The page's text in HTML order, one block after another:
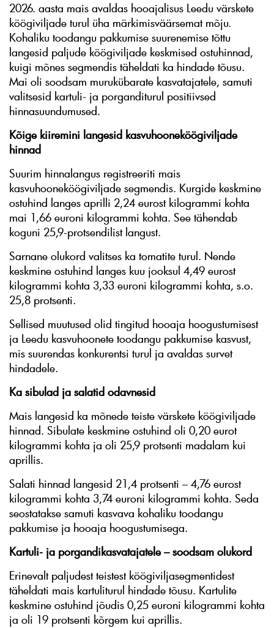
2026. aasta mais avaldas hooajalisus Leedu värskete
köögiviljade turul üha märkimisväärsemat mõju.
Kohaliku toodangu pakkumise suurenemise tõttu
langesid paljude köögiviljade keskmised ostuhinnad,
kuigi mõnes segmendis täheldati ka hindade tõusu.
Mai oli soodsam murukübarate kasvatajatele, samuti
valitsesid kartuli- ja porganditurul positiivsed
hinnasuundumused.
Kõige kiiremini langesid kasvuhooneköögiviljade
hinnad
Suurim hinnalangus registreeriti mais
kasvuhooneköögiviljade segmendis. Kurgide keskmine
ostuhind langes aprilli 2,24 eurost kilogrammi kohta
mai 1,66 euroni kilogrammi kohta. See tähendab
koguni 25,9-protsendilist langust.
Sarnane olukord valitses ka tomatite turul. Nende
keskmine ostuhind langes kuu jooksul 4,49 eurost
kilogrammi kohta 3,33 euroni kilogrammi kohta, s.o.
25,8 protsenti.
Sellised muutused olid tingitud hooaja hoogustumisest
ja Leedu kasvuhoonete toodangu pakkumise kasvust,
mis suurendas konkurentsi turul ja avaldas survet
hindadele.
Ka sibulad ja salatid odavnesid
Mais langesid ka mõnede teiste värskete köögiviljade
hinnad. Sibulate keskmine ostuhind oli 0,20 eurot
kilogrammi kohta ja oli 25,9 protsenti madalam kui
aprillis.
Salati hinnad langesid 21,4 protsenti – 4,76 eurost
kilogrammi kohta 3,74 euroni kilogrammi kohta. Seda
seostatakse samuti kasvava kohaliku toodangu
pakkumise ja hooaja hoogustumisega.
Kartuli- ja porgandikasvatajatele – soodsam olukord
Erinevalt paljudest teistest köögiviljasegmentidest
täheldati mais kartuliturul hindade tõusu. Kartulite
keskmine ostuhind jõudis 0,25 euroni kilogrammi kohta
ja oli 19 protsenti kõrgem kui aprillis.